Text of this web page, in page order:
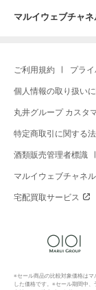
マルイウェブチャ
ご利用規約 プラ
個人情報の取り扱い
丸井グループ カスタ
特定商取引に関する
酒類販売管理者標識
マルイウェブチャネ
宅配買取サービス
※セール商品の比較対象価格は
した価格です。※セール期間中